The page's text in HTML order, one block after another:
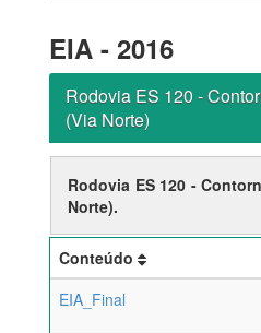
EIA - 2016
Rodovia ES 120 -
(Via Norte)
Rodovia ES 120 -
Norte).
Conteúdo
EIA_Final